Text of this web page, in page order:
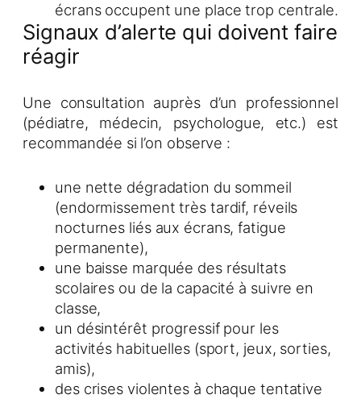
écrans occupent une place trop centrale.
Signaux d’alerte qui doivent faire
réagir
Une consultation auprès d’un professionnel
(pédiatre, médecin, psychologue, etc.) est
recommandée si l’on observe :
une nette dégradation du sommeil
(endormissement très tardif, réveils
nocturnes liés aux écrans, fatigue
permanente),
une baisse marquée des résultats
scolaires ou de la capacité à suivre en
classe,
un désintérêt progressif pour les
activités habituelles (sport, jeux, sorties,
amis),
des crises violentes à chaque tentative